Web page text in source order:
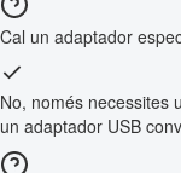
Cal un adaptador
No, només necessites
un adaptador USB